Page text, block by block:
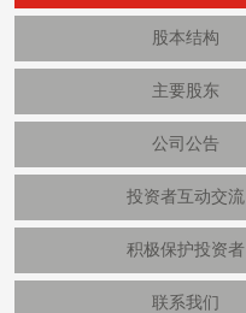
股本结构
主要股东
公司公告
投资者互动交流
积极保护投资者
联系我们